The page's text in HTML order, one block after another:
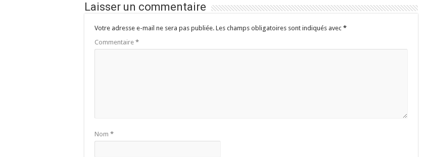
Laisser un commentaire
Votre adresse e-mail ne sera pas publiée. Les champs obligatoires sont indiqués avec *
Commentaire *
Nom *